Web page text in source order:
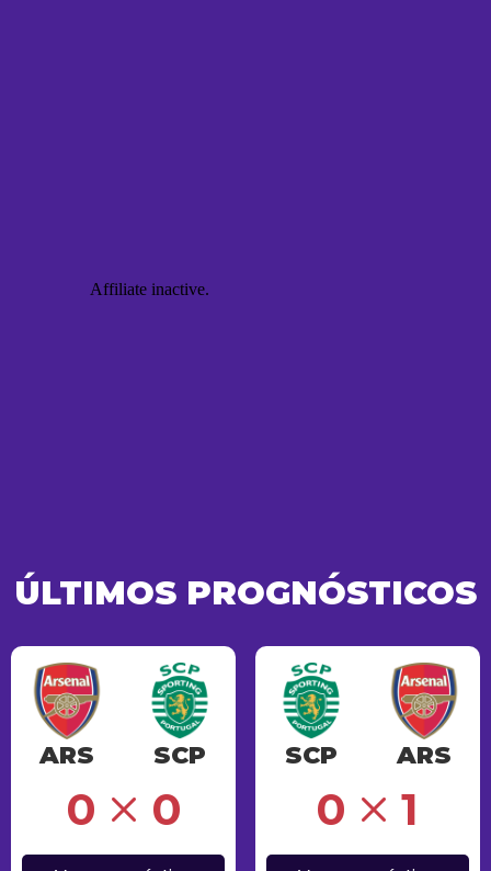
ÚLTIMOS PROGNÓSTICOS
ARS SCP
0 0
SCP ARS
0
Erro 1